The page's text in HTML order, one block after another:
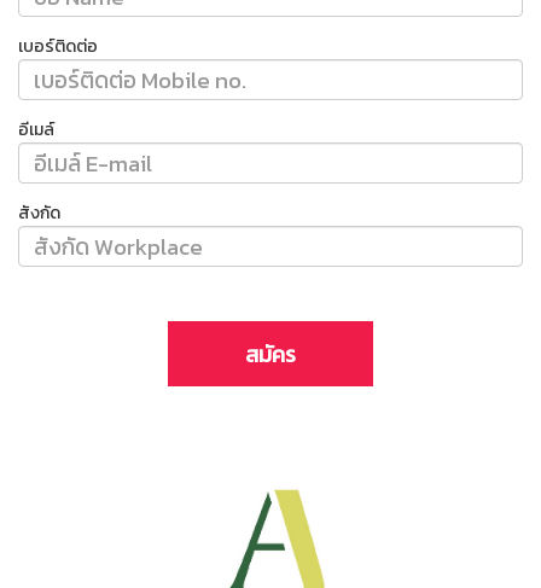
เบอร์ติดต่อ
อีเมล์
สังกัด
สมัคร